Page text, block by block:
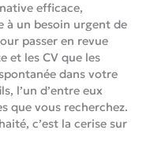
efficace,
à un besoin urgent de
passer en revue
et les CV que les
dans votre
l’un d’entre eux
que vous recherchez.
c’est la cerise sur